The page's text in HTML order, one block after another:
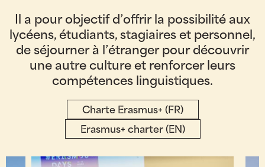
Il a pour objectif d’offrir la possibilité aux
lycéens, étudiants, stagiaires et personnel,
de séjourner à l’étranger pour découvrir
une autre culture et renforcer leurs
compétences linguistiques.
Charte Erasmus+ (FR)
Erasmus+ charter (EN)